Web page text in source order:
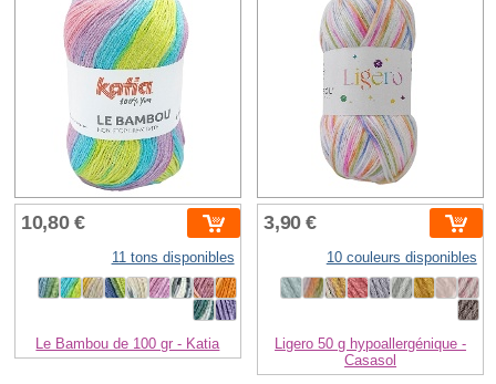
10,80 €
11 tons disponibles
Le Bambou de 100 gr - Katia
3,90 €
10 couleurs disponibles
Ligero 50 g hypoallergénique -
Casasol